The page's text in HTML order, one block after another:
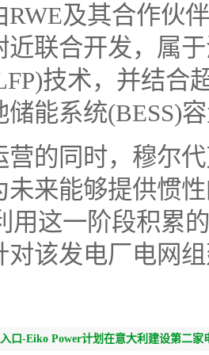
及其合作伙
近联合开发，属
技术，并结合
储能系统(BESS)
营的同时，穆尔
未来能够提供惯
用这一阶段积累
对该发电厂电网
口-Eiko Power计划在意大利建设第二家